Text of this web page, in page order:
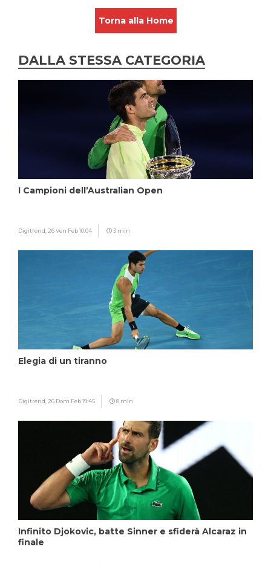
Torna alla Home
DALLA STESSA CATEGORIA
I Campioni dell’Australian Open
Digitrend, 26 Ven Feb 10:04 3 min
Elegia di un tiranno
Digitrend, 26 Dom Feb 19:45 8 min
Infinito Djokovic, batte Sinner e sfiderà Alcaraz in
finale